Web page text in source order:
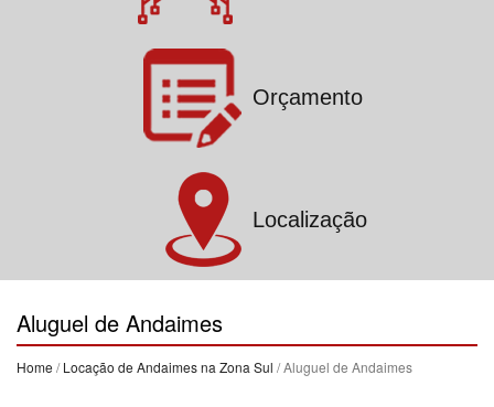
Orçamento
Localização
Aluguel de Andaimes
Home /Locação de Andaimes na Zona Sul / Aluguel de Andaimes